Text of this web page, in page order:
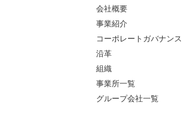
会社概要
事業紹介
コーポレートガバナンス
沿革
組織
事業所一覧
グループ会社一覧